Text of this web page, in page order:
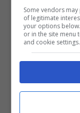
Cucina dal
Ceca:
Spesso la
benevoli.
Some vendors
of legitimate
your options
or in the site menu
and cookie settings.